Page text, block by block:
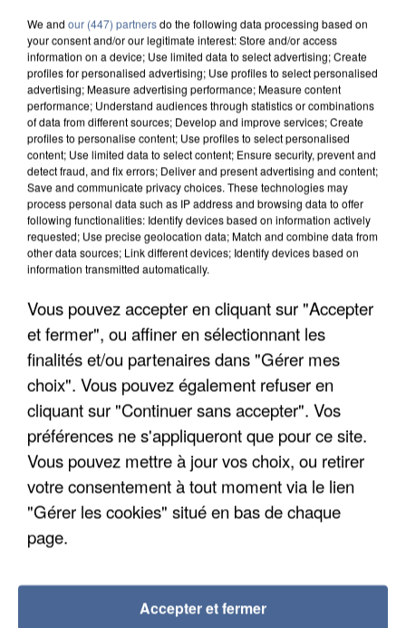
7 août 2026
Un second cadre de la DZ Mafia interpellé en
Algérie
Un cofondateur du réseau avait été interpellé
quelques jours plus tôt.
6 août 2026
Gabriel Attal et Raphaël Glucksmann visés par des
Sollicité, Sébastien Lecornu annonce un "travail
commun" avec les partis à la rentrée.
We and our (447) partnersdo the following data processing based on
your consent and/or our legitimate interest: Store and/or access
information on a device; Use limited data to select advertising; Create
profiles for personalised advertising; Use profiles to select personalised
advertising; Measure advertising performance; Measure content
performance; Understand audiences through statistics or combinations
of data from different sources; Develop and improve services; Create
profiles to personalise content; Use profiles to select personalised
content; Use limited data to select content; Ensure security, prevent and
detect fraud, and fix errors; Deliver and present advertising and content;
Save and communicate privacy choices. These technologies may
process personal data such as IP address and browsing data to offer
following functionalities: Identify devices based on information actively
requested; Use precise geolocation data; Match and combine data from
other data sources; Link different devices; Identify devices based on
information transmitted automatically.
Vous pouvez accepter en cliquant sur "Accepter
et fermer", ou affiner en sélectionnant les
finalités et/ou partenaires dans "Gérer mes
choix". Vous pouvez également refuser en
cliquant sur "Continuer sans accepter". Vos
préférences ne s'appliqueront que pour ce site.
Vous pouvez mettre à jour vos choix, ou retirer
votre consentement à tout moment via le lien
"Gérer les cookies" situé en bas de chaque
page.
Accepter et fermer